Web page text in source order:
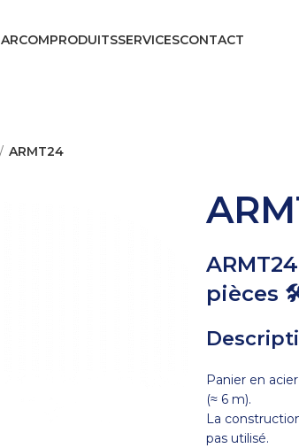
ARCOMPRODUITSSERVICESCONTACT
ARMT24
pièces
Panier en
(≈ 6 m).
La
pas utilisé.